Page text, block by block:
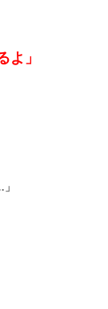
よ」